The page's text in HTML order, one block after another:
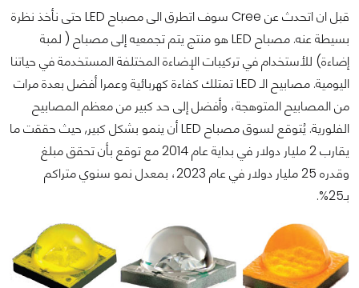
قبل ان اتحدث عن Cree سوف اتطرق الى مصباح LED حتى نأخذ نظرة
بسيطة عنه. مصباح LED هو منتج يتم تجمعيه إلى مصباح ( لمبة
إضاءة) للأستخدام في تركيبات الإضاءة المختلفة المستخدمة في حياتنا
اليومية. مصابيح الـ LED تمتلك كفاءة كهربائية وعمرا أفضل بعدة مرات
من المصابيح المتوهجة، وأفضل إلى حد كبير من معظم المصابيح
الفلورية. يُتوقع لسوق مصباح LED أن ينمو بشكل كبير, حيث حققت ما
يقارب 2 مليار دولار في بداية عام 2014 مع توقع بأن تحقق مبلغ
وقدره 25 مليار دولار في عام 2023، بمعدل نمو سنوي متراكم
بـ25%.